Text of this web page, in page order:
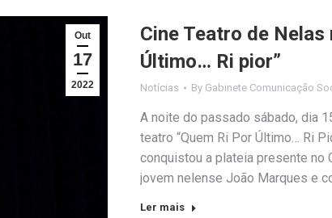
Out
17
2022
Cine Teatro de Nelas
Último… Ri pior”
Notícias By Gabinete Comunicação
A noite do passado sábado, dia
teatro “Quem Ri Por Último… Ri
conquistou a plateia presente no
jovem nelense João Marques e
Ler mais